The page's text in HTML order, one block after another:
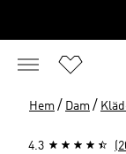
Hem / Dam /
4.3